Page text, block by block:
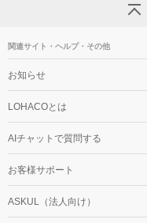
関連サイト・ヘルプ・その他
お知らせ
LOHACOとは
AIチャットで質問する
お客様サポート
ASKUL（法人向け）